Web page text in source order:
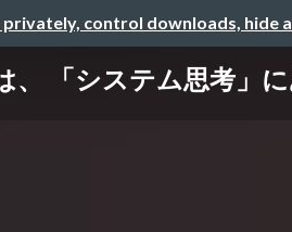
control downloads, hide
、 「システム思考」